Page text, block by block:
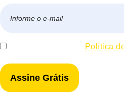
mail
Consentir Política